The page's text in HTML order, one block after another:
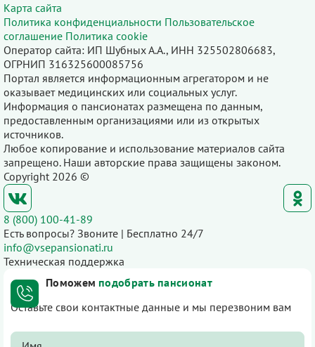
Карта сайта
Политика конфиденциальности Пользовательское
соглашение Политика cookie
Оператор сайта: ИП Шубных А.А., ИНН 325502806683,
ОГРНИП 316325600085756
Портал является информационным агрегатором и не
оказывает медицинских или социальных услуг.
Информация о пансионатах размещена по данным,
предоставленным организациями или из открытых
источников.
Любое копирование и использование материалов сайта
запрещено. Наши авторские права защищены законом.
Copyright 2026 ©
8 (800) 100-41-89
Есть вопросы? Звоните | Бесплатно 24/7
info@vsepansionati.ru
Техническая поддержка
Поможем подобрать пансионат
Оставьте свои контактные данные и мы перезвоним вам